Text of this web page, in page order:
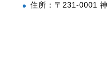
住所：〒231-0001